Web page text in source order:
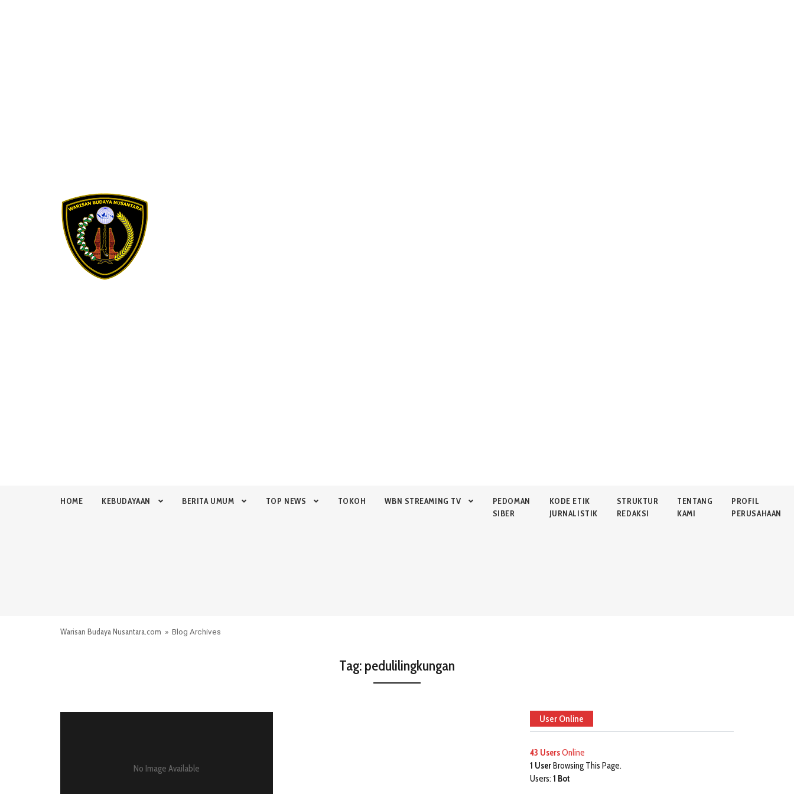
HOME KEBUDAYAAN BERITA UMUM TOP NEWS TOKOH WBN STREAMING TV
PEDOMAN
SIBER
KODE ETIK
JURNALISTIK
STRUKTUR
REDAKSI
TENTANG
KAMI
PROFIL
PERUSAHAAN
Warisan Budaya Nusantara.com » Blog Archives
Tag: pedulilingkungan
No Image Available
User Online
43 UsersOnline
1 UserBrowsing This Page.
Users: 1 Bot